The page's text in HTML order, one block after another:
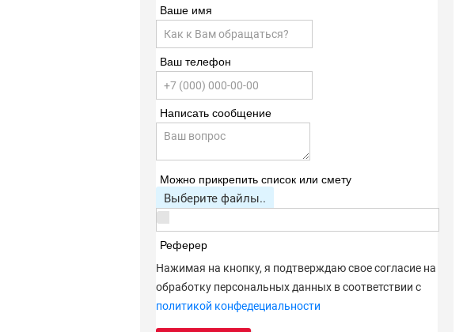
Ваше имя
Ваш телефон
Написать сообщение
Можно прикрепить список или смету
Выберите файлы..
Реферер
Нажимая на кнопку, я подтверждаю свое согласие на
обработку персональных данных в соответствии с
политикой конфедециальности